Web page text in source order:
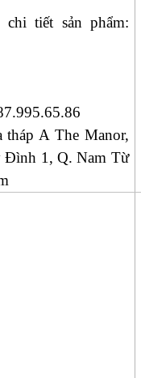
tiết sản phẩm:
tháp A The Manor,
Đình 1, Q. Nam Từ